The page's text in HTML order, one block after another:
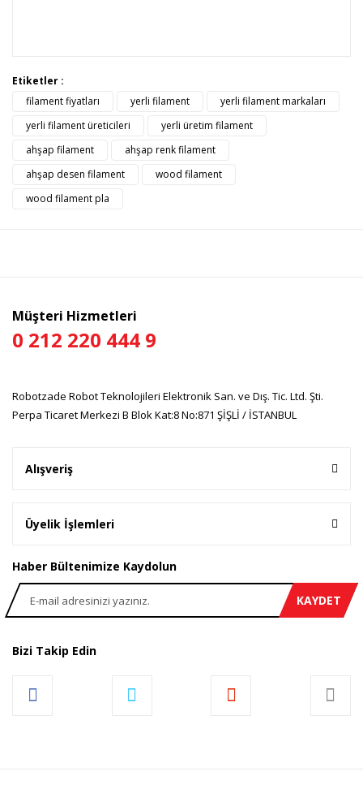
Bu ürüne ilk yorumu siz yapın!
Yorum Yaz
Bu ürünün fiyat bilgisi, resim, ürün açıklamalarında ve diğer
konularda yetersiz gördüğünüz noktaları öneri formunu
kullanarak tarafımıza iletebilirsiniz.
Görüş ve önerileriniz için teşekkür ederiz.
Etiketler :
filament fiyatları
yerli filament
yerli filament markaları
yerli filament üreticileri
yerli üretim filament
ahşap filament
ahşap renk filament
ahşap desen filament
wood filament
wood filament pla
Müşteri Hizmetleri
0 212 220 444 9
Robotzade Robot Teknolojileri Elektronik San. ve Dış. Tic. Ltd. Şti.
Perpa Ticaret Merkezi B Blok Kat:8 No:871 ŞİŞLİ / İSTANBUL
Alışveriş
Üyelik İşlemleri
Haber Bültenimize Kaydolun
KAYDET
Bizi Takip Edin